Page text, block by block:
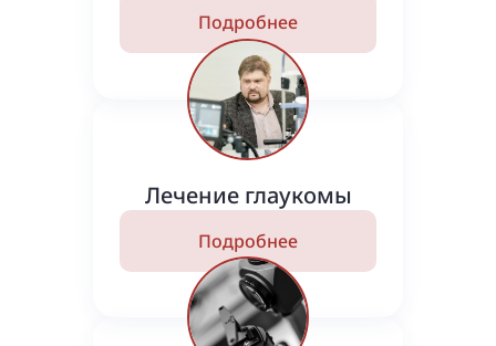
Подробнее
Лечение глаукомы
Подробнее